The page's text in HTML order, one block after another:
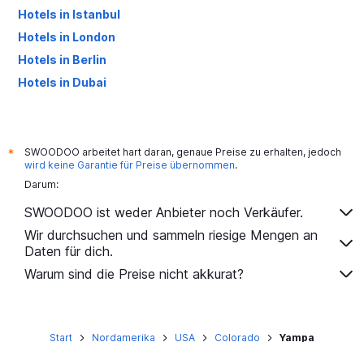
Hotels in Istanbul
Hotels in London
Hotels in Berlin
Hotels in Dubai
*
SWOODOO arbeitet hart daran, genaue Preise zu erhalten, jedoch
wird keine Garantie für Preise übernommen.
Darum:
SWOODOO ist weder Anbieter noch Verkäufer.
Wir durchsuchen und sammeln riesige Mengen an
Daten für dich.
Warum sind die Preise nicht akkurat?
Start Nordamerika USA Colorado Yampa